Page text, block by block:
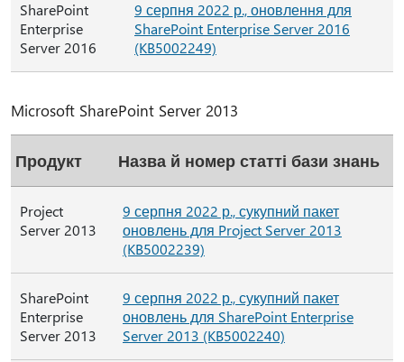
SharePoint
Enterprise
Server 2016
9 серпня 2022 р., оновлення для
SharePoint Enterprise Server 2016
(KB5002249)
Microsoft SharePoint Server 2013
Продукт Назва й номер статті бази знань
Project
Server 2013
9 серпня 2022 р., сукупний пакет
оновлень для Project Server 2013
(KB5002239)
SharePoint
Enterprise
Server 2013
9 серпня 2022 р., сукупний пакет
оновлень для SharePoint Enterprise
Server 2013 (KB5002240)